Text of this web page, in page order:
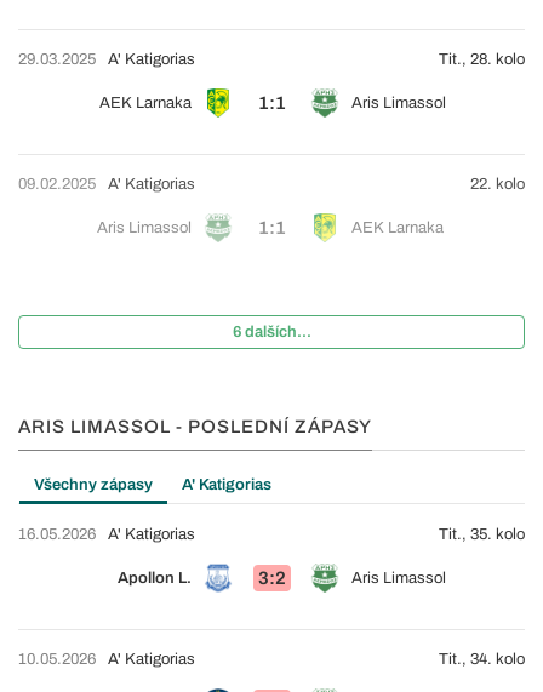
29.03.2025
AEK Larnaka 1:1 Aris Limassol
A' Katigorias Tit., 28. kolo
09.02.2025
Aris Limassol 1:1 AEK Larnaka
A' Katigorias 22. kolo
6 dalších...
ARIS LIMASSOL - POSLEDNÍ ZÁPASY
Všechny zápasy A' Katigorias
16.05.2026
Apollon L. 3:2 Aris Limassol
A' Katigorias Tit., 35. kolo
10.05.2026 A' Katigorias Tit., 34. kolo